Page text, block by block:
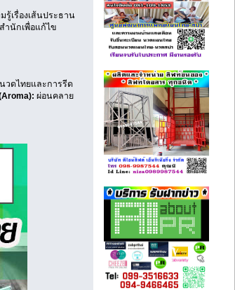
เรื่องเส้นประธาน
ำนักเพื่อแก้ไข
วดไทยและการรีด
ผ่อนคลาย